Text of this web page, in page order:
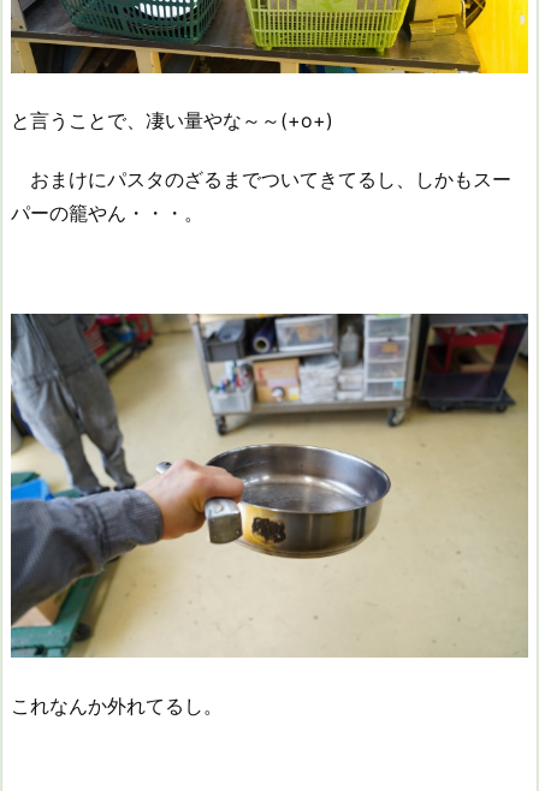
と言うことで、凄い量やな～～(+o+)
おまけにパスタのざるまでついてきてるし、しかもスー
パーの籠やん・・・。
これなんか外れてるし。